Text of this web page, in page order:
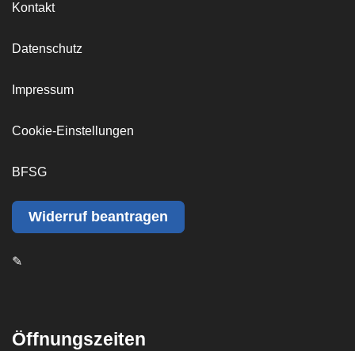
Kontakt
Datenschutz
Impressum
Cookie-Einstellungen
BFSG
Widerruf beantragen
✎
Öffnungszeiten